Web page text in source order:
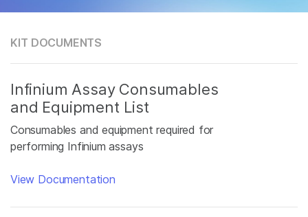
KIT DOCUMENTS
Infinium Assay Consumables
and Equipment List
Consumables and equipment required for
performing Infinium assays
View Documentation